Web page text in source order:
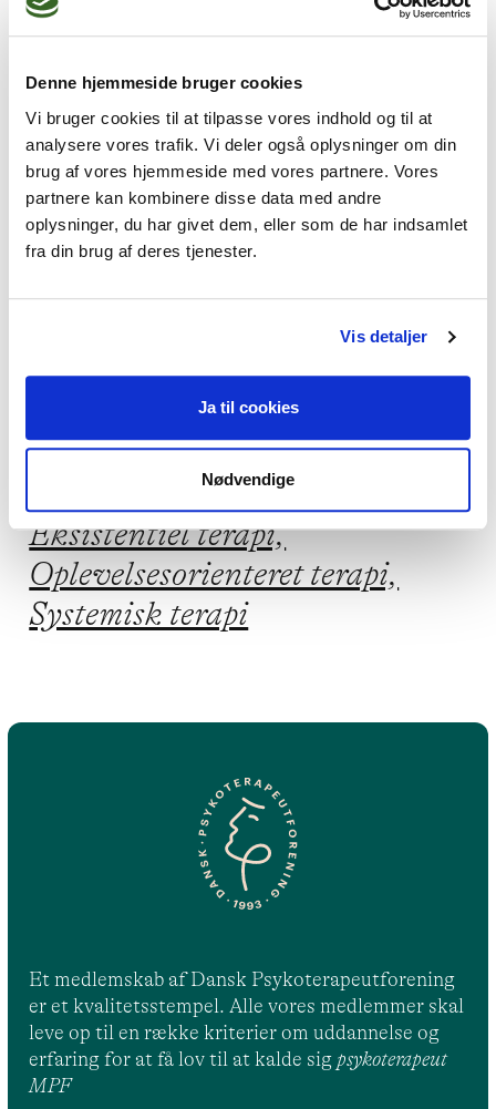
Denne hjemmeside bruger cookies
Vi bruger cookies til at tilpasse vores indhold og til at
analysere vores trafik. Vi deler også oplysninger om din
brug af vores hjemmeside med vores partnere. Vores
partnere kan kombinere disse data med andre
oplysninger, du har givet dem, eller som de har indsamlet
fra din brug af deres tjenester.
Vis detaljer
Ja til cookies
Nødvendige
har jeg valgt at tage alvorligt, hvorfor mine
arbejde holistisk.
Jeg kan hjælpe dig med
Stress, Parforhold,
Jeg praktiserer følgende
terapiformer
NLP psykoterapi, Parterapi,
Eksistentiel terapi,
Oplevelsesorienteret terapi,
Systemisk terapi
Et medlemskab af Dansk Psykoterapeutforening
er et kvalitetsstempel. Alle vores medlemmer skal
leve op til en række kriterier om uddannelse og
erfaring for at få lov til at kalde sig psykoterapeut
MPF